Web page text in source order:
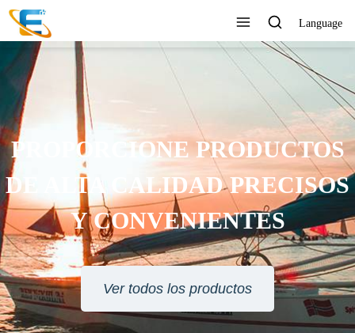
Language
PROPORCIONE PRODUCTOS
DE ALTA CALIDAD PRECISOS
Y CONVENIENTES
Ver todos los productos